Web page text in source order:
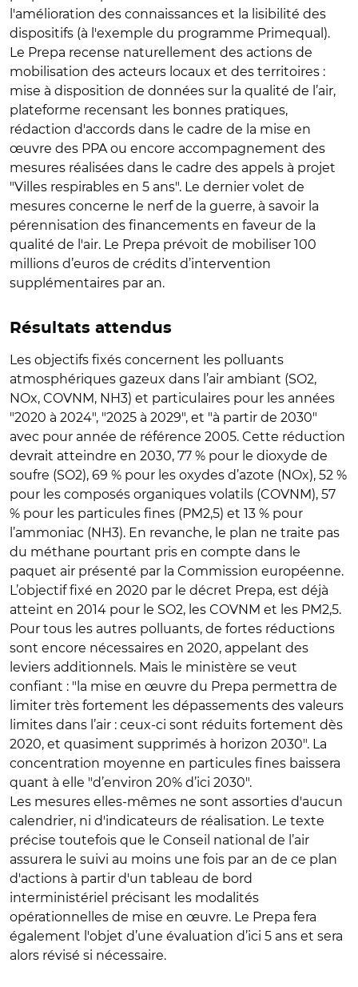
l'amélioration des connaissances et la lisibilité des
dispositifs (à l'exemple du programme Primequal).
Le Prepa recense naturellement des actions de
mobilisation des acteurs locaux et des territoires :
mise à disposition de données sur la qualité de l’air,
plateforme recensant les bonnes pratiques,
rédaction d'accords dans le cadre de la mise en
œuvre des PPA ou encore accompagnement des
mesures réalisées dans le cadre des appels à projet
"Villes respirables en 5 ans". Le dernier volet de
mesures concerne le nerf de la guerre, à savoir la
pérennisation des financements en faveur de la
qualité de l'air. Le Prepa prévoit de mobiliser 100
millions d’euros de crédits d’intervention
supplémentaires par an.
Résultats attendus
Les objectifs fixés concernent les polluants
atmosphériques gazeux dans l’air ambiant (SO2,
NOx, COVNM, NH3) et particulaires pour les années
"2020 à 2024", "2025 à 2029", et "à partir de 2030"
avec pour année de référence 2005. Cette réduction
devrait atteindre en 2030, 77 % pour le dioxyde de
soufre (SO2), 69 % pour les oxydes d’azote (NOx), 52 %
pour les composés organiques volatils (COVNM), 57
% pour les particules fines (PM2,5) et 13 % pour
l’ammoniac (NH3). En revanche, le plan ne traite pas
du méthane pourtant pris en compte dans le
paquet air présenté par la Commission européenne.
L’objectif fixé en 2020 par le décret Prepa, est déjà
atteint en 2014 pour le SO2, les COVNM et les PM2,5.
Pour tous les autres polluants, de fortes réductions
sont encore nécessaires en 2020, appelant des
leviers additionnels. Mais le ministère se veut
confiant : "la mise en œuvre du Prepa permettra de
limiter très fortement les dépassements des valeurs
limites dans l’air : ceux-ci sont réduits fortement dès
2020, et quasiment supprimés à horizon 2030". La
concentration moyenne en particules fines baissera
quant à elle "d’environ 20% d’ici 2030".
Les mesures elles-mêmes ne sont assorties d'aucun
calendrier, ni d'indicateurs de réalisation. Le texte
précise toutefois que le Conseil national de l’air
assurera le suivi au moins une fois par an de ce plan
d'actions à partir d'un tableau de bord
interministériel précisant les modalités
opérationnelles de mise en œuvre. Le Prepa fera
également l'objet d’une évaluation d’ici 5 ans et sera
alors révisé si nécessaire.